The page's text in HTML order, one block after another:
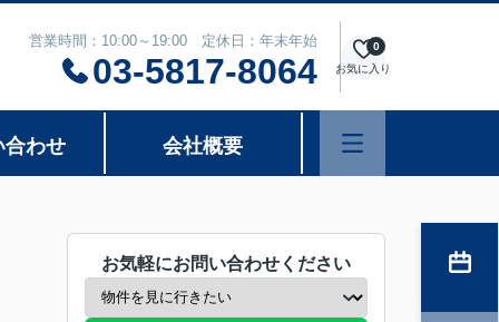
営業時間：10:00～19:00 定休日：年末年始
03-5817-8064 お気に入り
0
合わせ 会社概要
お気軽にお問い合わせください